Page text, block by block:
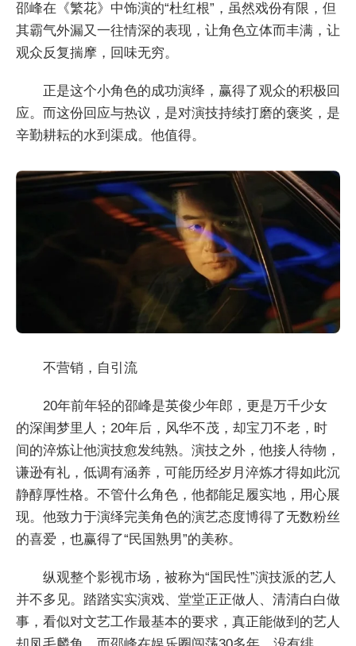
邵峰在《繁花》中饰演的“杜红根”，虽然戏份有限，但
其霸气外漏又一往情深的表现，让角色立体而丰满，让
观众反复揣摩，回味无穷。
正是这个小角色的成功演绎，赢得了观众的积极回
应。而这份回应与热议，是对演技持续打磨的褒奖，是
辛勤耕耘的水到渠成。他值得。
不营销，自引流
20年前年轻的邵峰是英俊少年郎，更是万千少女
的深闺梦里人；20年后，风华不茂，却宝刀不老，时
间的淬炼让他演技愈发纯熟。演技之外，他接人待物，
谦逊有礼，低调有涵养，可能历经岁月淬炼才得如此沉
静醇厚性格。不管什么角色，他都能足履实地，用心展
现。他致力于演绎完美角色的演艺态度博得了无数粉丝
的喜爱，也赢得了“民国熟男”的美称。
纵观整个影视市场，被称为“国民性”演技派的艺人
并不多见。踏踏实实演戏、堂堂正正做人、清清白白做
事，看似对文艺工作最基本的要求，真正能做到的艺人